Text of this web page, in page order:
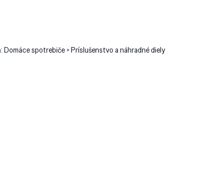
Domáce spotrebiče > Príslušenstvo a náhradné diely